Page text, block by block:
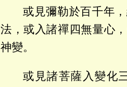
或見彌勒於百千年
法，或入諸禪四無量心
神變。
或見諸菩薩入變化